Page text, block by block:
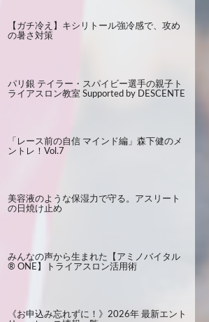
【ガチ冷え】キシリトール強冷感で、攻め
の暑さ対策
パリ銀 テイラー・スパイビー選手の親子ト
ライアスロン教室 Supported by DESCENTE
「レース前の自信 マインド編」森下健のメ
ントレ！Vol.7
美容液のような保湿力で守る。アスリート
の日焼け止め
みんなの声から生まれた【アミノバイタル
® ONE】トライアスロン活用術
《お申込み忘れずに！》2026年 最新エント